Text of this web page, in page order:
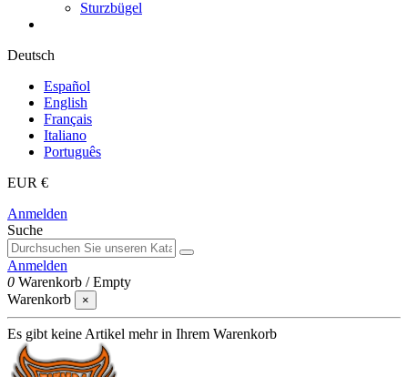
Sturzbügel
Deutsch
Español
English
Français
Italiano
Português
EUR €
Anmelden
Suche
Anmelden
0 Warenkorb /Empty
Warenkorb
×
Es gibt keine Artikel mehr in Ihrem Warenkorb